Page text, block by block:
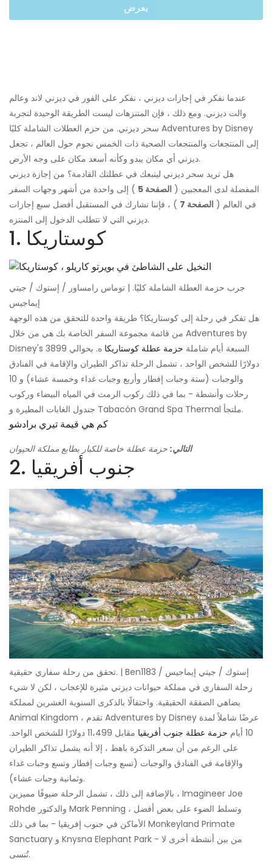
يعرض
عندما نفكر في إجازات ديزني ، نفكر على الفور في ديزني لاند وعالم
والت ديزني. ومع ذلك ، فإن المتنزهات ليست الطريقة الوحيدة لتجربة
سحر ديزني. من حزم العطلات الشاملة كليًا Adventures by Disney
إلى المنتجعات والمنتجعات الصحية ذات الخمس نجوم حول العالم ، تجعل
ديزني أي مكان يبدو وكأنه أسعد مكان على وجه الأرض.
هل تريد سحر ديزني ليتبعك في عطلتك القادمة؟ من إجازة ديزني
المفضلة لدى المعجبين ( الصفحة 5
) إلى واحدة من أشهر وجهات السفر
في العالم ( الصفحة 7
) ، فإننا نشارك في المستقبل أفضل سبع إجازات
ديزني التي لا تتطلب الدخول إلى المنتزه.
1. كوستاريكا
جرب حزمة العطلة الشاملة كليًا. | توماس رامساور / إستوك / جيتي
إيماجيس
هل تفكر في رحلة إلى كوستاريكا؟ طريقة واحدة للتحقق من هذه الوجهة
من قائمة مجموعة السفر الخاصة بك هي من خلال Adventures by
Disney's السبعة أيام شاملة حزمة عطلة كوستاريكا
ه. بحوالي 3899
دولارًا للشخص الواحد ، تشمل الرحلة تذاكر الطيران والإقامة في الفنادق
والوجبات (ستة وجبات إفطار وأربع وجبات غداء وخمسة عشاء) و 10
رحلات وأنشطة - بما في ذلك ركوب الرمث في المياه البيضاء وركوب
جندول الغابات المطيرة و Tabacón Grand Spa Thermal ملتجأ.
كم هي قيمة تيري برادشو
التالي: حزمة عطلة خاصة للكبار بطابع مملكة الحيوان
2. جنوب أفريقيا
تحقق من رحلة سفاري حقيقية. | Ben1183 / إستوك / جيتي إيماجيس
رحلة السفاري في مملكة حيوانات ديزني مثيرة للإعجاب ، لكن لا شيء
يضاهي الصفقة الحقيقية. واحتفالًا بالذكرى السنوية العشرين لمملكة
Animal Kingdom ، تقدم Adventures by Disney عرضًا شاملاً لمدة
10 أيام
حزمة عطلة جنوب أفريقيا
مقابل 11،499 دولارًا للشخص الواحد.
على الرغم من أن سعر التذكرة باهظ ، إلا أنه يشمل تذاكر الطيران
والإقامة في الفنادق والوجبات (تسع وجبات إفطار وتسع وجبات غداء
وثمانية وجبات عشاء).
بالإضافة إلى ذلك ، تشمل الرحلة ضيوفًا مميزين ، Imagineer Joe
Rohde والدكتور Mark Penning ، وتسلط الضوء على بعض أفضل
الأماكن في جنوب إفريقيا - بما في ذلك Monkeyland Primate
Sanctuary و Knysna Elephant Park - من بين أنشطة أخرى لا
تُنسى.